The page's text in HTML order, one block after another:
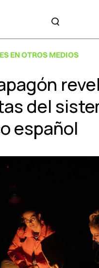
EN OTROS MEDIOS
del
español